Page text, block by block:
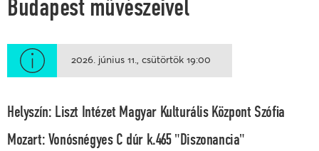
Budapest művészeivel
2026. június 11. csütörtök 19:00
Helyszín: Liszt Intézet Magyar Kulturális Központ Szófia
Mozart: Vonósnégyes C dúr k.465 "Diszonancia"